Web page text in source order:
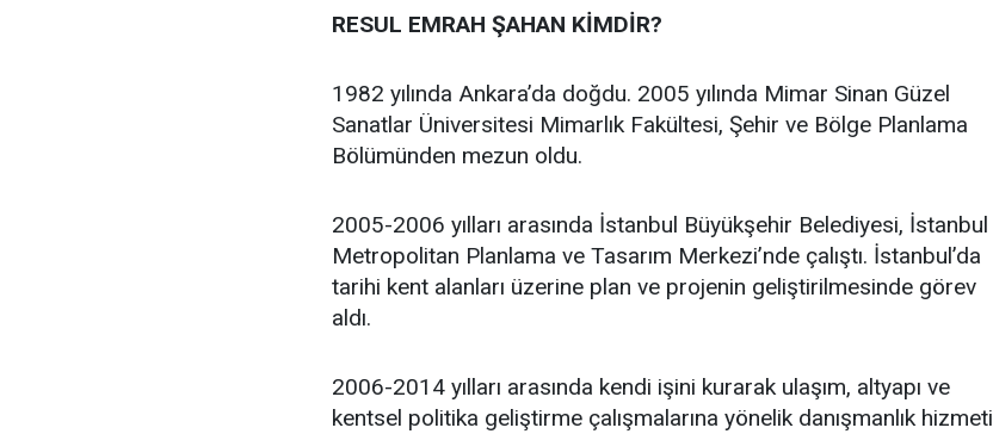
RESUL EMRAH ŞAHAN KİMDİR?
1982 yılında Ankara’da doğdu. 2005 yılında Mimar Sinan Güzel
Sanatlar Üniversitesi Mimarlık Fakültesi, Şehir ve Bölge Planlama
Bölümünden mezun oldu.
2005-2006 yılları arasında İstanbul Büyükşehir Belediyesi, İstanbul
Metropolitan Planlama ve Tasarım Merkezi’nde çalıştı. İstanbul’da
tarihi kent alanları üzerine plan ve projenin geliştirilmesinde görev
aldı.
2006-2014 yılları arasında kendi işini kurarak ulaşım, altyapı ve
kentsel politika geliştirme çalışmalarına yönelik danışmanlık hizmeti